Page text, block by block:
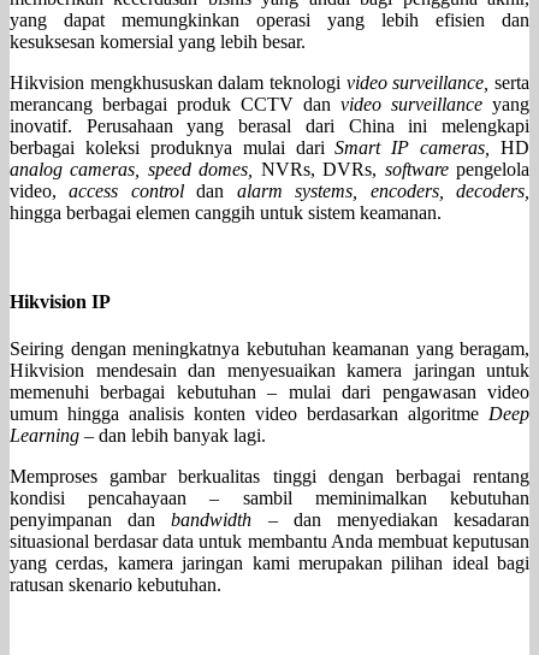
yang dapat memungkinkan operasi yang lebih efisien dan
kesuksesan komersial yang lebih besar.
Hikvision mengkhususkan dalam teknologi video surveillance, serta
merancang berbagai produk CCTV dan video surveillance yang
inovatif. Perusahaan yang berasal dari China ini melengkapi
berbagai koleksi produknya mulai dariSmart IP cameras, HD
analog cameras, speed domes, NVRs, DVRs, softwarepengelola
video,access controldan alarm systems, encoders, decoders,
hingga berbagai elemen canggih untuk sistem keamanan.
Hikvision IP
Seiring dengan meningkatnya kebutuhan keamanan yang beragam,
Hikvision mendesain dan menyesuaikan kamera jaringan untuk
memenuhi berbagai kebutuhan – mulai dari pengawasan video
umum hingga analisis konten video berdasarkan algoritme Deep
Learning – dan lebih banyak lagi.
Memproses gambar berkualitas tinggi dengan berbagai rentang
kondisi pencahayaan – sambil meminimalkan kebutuhan
penyimpanan danbandwidth – dan menyediakan kesadaran
situasional berdasar data untuk membantu Anda membuat keputusan
yang cerdas, kamera jaringan kami merupakan pilihan ideal bagi
ratusan skenario kebutuhan.